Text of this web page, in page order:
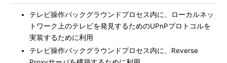
テレビ操作バックグラウンドプロセス内に、ローカルネッ
トワーク上のテレビを発見するためのUPnPプロトコルを
実装するために利用
テレビ操作バックグラウンドプロセス内に、Reverse